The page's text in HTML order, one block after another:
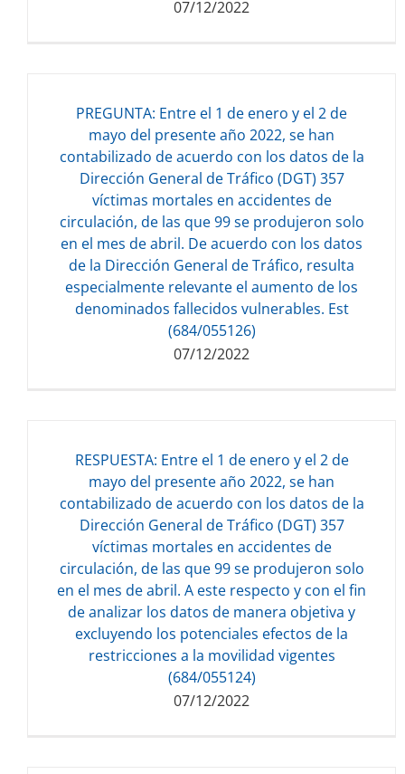
07/12/2022
Descarga del documento:
120.91 KB
PREGUNTA: Entre el 1 de enero y el 2 de
mayo del presente año 2022, se han
contabilizado de acuerdo con los datos de la
Dirección General de Tráfico (DGT) 357
víctimas mortales en accidentes de
circulación, de las que 99 se produjeron solo
en el mes de abril. De acuerdo con los datos
de la Dirección General de Tráfico, resulta
especialmente relevante el aumento de los
denominados fallecidos vulnerables. Est
(684/055126)
07/12/2022
Descarga del documento:
132.93 KB
RESPUESTA: Entre el 1 de enero y el 2 de
mayo del presente año 2022, se han
contabilizado de acuerdo con los datos de la
Dirección General de Tráfico (DGT) 357
víctimas mortales en accidentes de
circulación, de las que 99 se produjeron solo
en el mes de abril. A este respecto y con el fin
de analizar los datos de manera objetiva y
excluyendo los potenciales efectos de la
restricciones a la movilidad vigentes
(684/055124)
07/12/2022